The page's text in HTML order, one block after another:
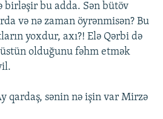
birləşir bu adda. Sən bütöv
və nə zaman öyrənmisən? Bu
yoxdur, axı?! Elə Qərbi də
olduğunu fəhm etmək
qardaş, sənin nə işin var Mirzə